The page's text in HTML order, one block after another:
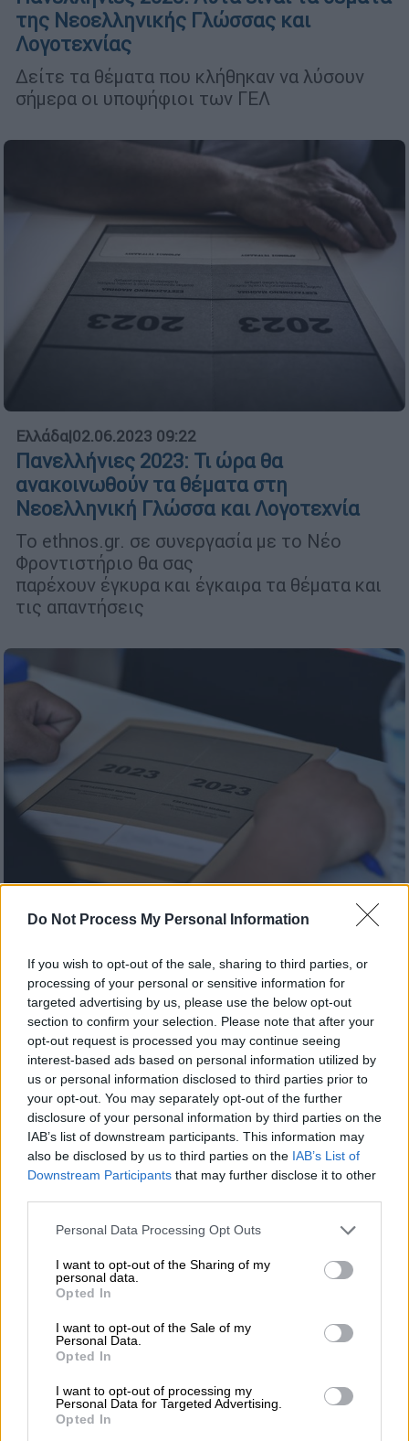
Do Not Process My Personal Information
If you wish to opt-out of the sale, sharing to third parties, or
processing of your personal or sensitive information for
targeted advertising by us, please use the below opt-out
section to confirm your selection. Please note that after your
opt-out request is processed you may continue seeing
interest-based ads based on personal information utilized by
us or personal information disclosed to third parties prior to
your opt-out. You may separately opt-out of the further
disclosure of your personal information by third parties on the
IAB’s list of downstream participants. This information may
also be disclosed by us to third parties on the IAB’s List of
Downstream Participants that may further disclose it to other
Please note that this website/app uses one or more Google
not limited to your visit or usage behaviour. You may click to
grant or deny consent to Google and its third-party tags to
use your data for below specified purposes in below Google
consent section.
Personal Data Processing Opt Outs
I want to opt-out of the Sharing of my
personal data.
Opted In
I want to opt-out of the Sale of my
Personal Data.
Opted In
I want to opt-out of processing my
Personal Data for Targeted Advertising.
Opted In
της Νεοελληνικής Γλώσσας και
Λογοτεχνίας
Δείτε τα θέματα που κλήθηκαν να λύσουν
σήμερα οι υποψήφιοι των ΓΕΛ
Ελλάδα|02.06.2023 09:22
Πανελλήνιες 2023: Τι ώρα θα
ανακοινωθούν τα θέματα στη
Νεοελληνική Γλώσσα και Λογοτεχνία
Το ethnos.gr. σε συνεργασία με το Νέο
Φροντιστήριο θα σας
παρέχουν έγκυρα και έγκαιρα τα θέματα και
τις απαντήσεις
Πανελλήνιες 2023: Πρεμιέρα και για τα
ΓΕΛ με τη Νεοελληνική Γλώσσα και
Λογοτεχνία - Αναλυτικός οδηγός
Όσα πρέπει να έχουν μαζί τους οι υποψήφιοι
- Τι πρέπει να προσέξουν για να μην
μηδενιστεί το γραπτό τους
Ελλάδα|01.06.2023 21:29